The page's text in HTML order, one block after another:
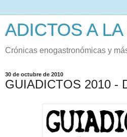
ADICTOS A
Crónicas enogastronómicas y
30 de octubre de 2010
GUIADICTOS 2010 -